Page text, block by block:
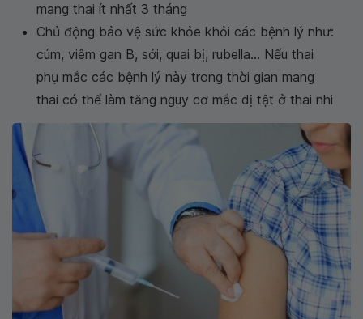
mang thai ít nhất 3 tháng
Chủ động bảo vệ sức khỏe khỏi các bệnh lý như:
cúm, viêm gan B, sởi, quai bị, rubella... Nếu thai
phụ mắc các bệnh lý này trong thời gian mang
thai có thể làm tăng nguy cơ mắc dị tật ở thai nhi